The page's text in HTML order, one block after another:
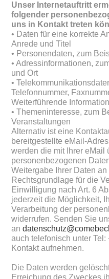
Unser Internetauftritt
folgender
uns in Kontakt treten
• Daten für eine korrekte
Anrede und Titel
• Personendaten, zum
• Adressinformationen,
und Ort
•
Telefonnummer,
Weiterführende
• Themeninteresse, zum
Veranstaltungen
Alternativ ist eine
bereitgestellte eMail-
werden die mit Ihrer eMail
personenbezogenen
Weitergabe Ihrer Daten
Rechtsgrundlage für die
Einwilligung nach Art. 6
jederzeit die Möglichkeit,
Verarbeitung der
widerrufen. Senden Sie
an
auch telefonisch unter
Kontakt aufnehmen.
Die Daten werden